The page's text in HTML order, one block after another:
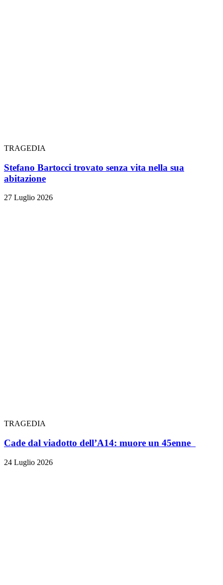
TRAGEDIA
Stefano Bartocci trovato senza vita nella sua
abitazione
27 Luglio 2026
TRAGEDIA
Cade dal viadotto dell’A14: muore un 45enne
24 Luglio 2026